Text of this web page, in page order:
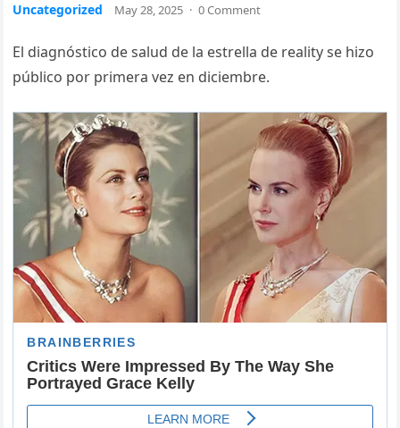
Uncategorized May 28, 2025 · 0 Comment
El diagnóstico de salud de la estrella de reality se hizo
público por primera vez en diciembre.